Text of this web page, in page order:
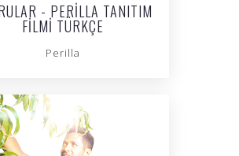
- PERILLA TANITIM
FILMI TÜRKÇE
Perilla